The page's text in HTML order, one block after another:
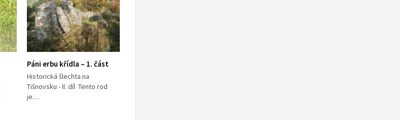
Páni erbu křídla – 1. část
Historická šlechta na
Tišnovsku - II. díl Tento rod
je…